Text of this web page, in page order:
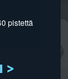
pistettä
>